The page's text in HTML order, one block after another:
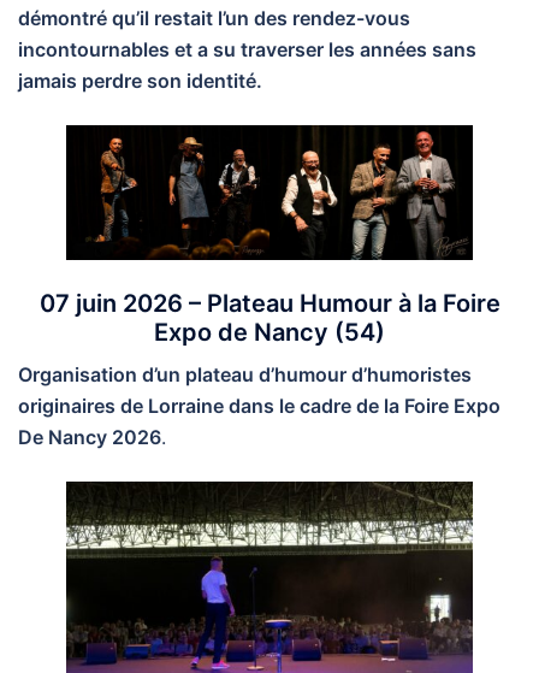
démontré qu’il restait l’un des rendez-vous
incontournables et a su traverser les années sans
jamais perdre son identité.
07 juin 2026 – Plateau Humour à la Foire
Expo de Nancy (54)
Organisation d’un plateau d’humour d’humoristes
originaires de Lorraine dans le cadre de la Foire Expo
De Nancy 2026.